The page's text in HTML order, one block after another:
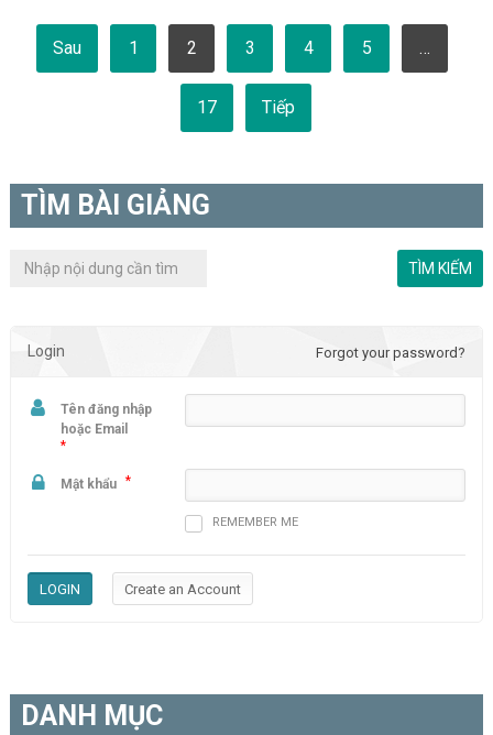
Phân
trang
bài
Sau 1 2 3 4 5 …
17 Tiếp
TÌM BÀI GIẢNG
Login Forgot your password?
Tên đăng nhập
hoặc Email
*
Mật khẩu *
REMEMBER ME
DANH MỤC